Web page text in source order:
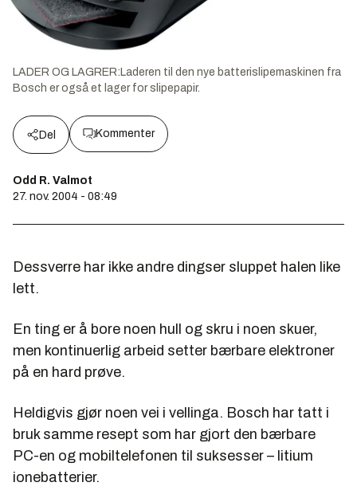
LADER OG LAGRER:Laderen til den nye batterislipemaskinen fra
Bosch er også et lager for slipepapir.
Del Kommenter
Odd R. Valmot
27. nov. 2004 - 08:49
Dessverre har ikke andre dingser sluppet halen like
lett.
En ting er å bore noen hull og skru i noen skuer,
men kontinuerlig arbeid setter bærbare elektroner
på en hard prøve.
Heldigvis gjør noen vei i vellinga. Bosch har tatt i
bruk samme resept som har gjort den bærbare
PC-en og mobiltelefonen til suksesser – litium
ionebatterier.